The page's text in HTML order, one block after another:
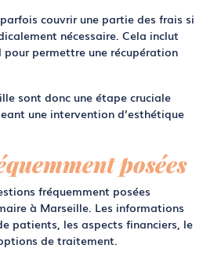
couvrir une partie des frais si
nécessaire. Cela inclut
pour permettre une récupération
sont donc une étape cruciale
une intervention d’esthétique
posées
fréquemment posées
à Marseille. Les informations
patients, les aspects financiers, le
de traitement.